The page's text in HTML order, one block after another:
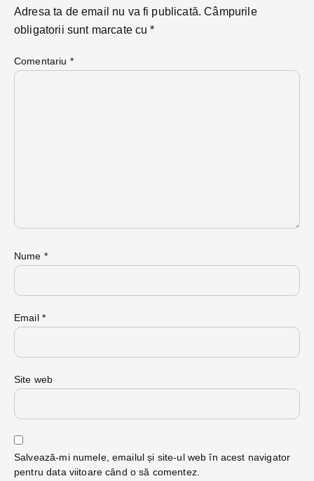
Adresa ta de email nu va fi publicată. Câmpurile
obligatorii sunt marcate cu*
Comentariu *
Nume *
Email *
Site web
Salvează-mi numele, emailul și site-ul web în acest navigator
pentru data viitoare când o să comentez.